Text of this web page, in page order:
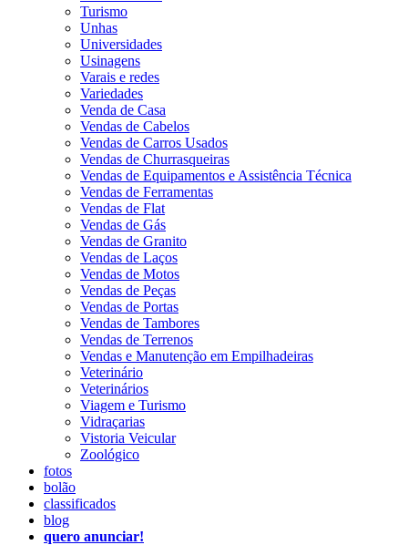
Turismo
Unhas
Universidades
Usinagens
Varais e redes
Variedades
Venda de Casa
Vendas de Cabelos
Vendas de Carros Usados
Vendas de Churrasqueiras
Vendas de Equipamentos e Assistência Técnica
Vendas de Ferramentas
Vendas de Flat
Vendas de Gás
Vendas de Granito
Vendas de Laços
Vendas de Motos
Vendas de Peças
Vendas de Portas
Vendas de Tambores
Vendas de Terrenos
Vendas e Manutenção em Empilhadeiras
Veterinário
Veterinários
Viagem e Turismo
Vidraçarias
Vistoria Veicular
Zoológico
fotos
bolão
classificados
blog
quero anunciar!